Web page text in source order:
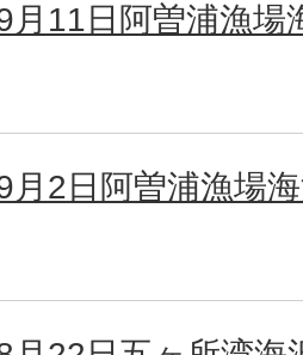
月11日阿曽浦漁場
月2日阿曽浦漁場